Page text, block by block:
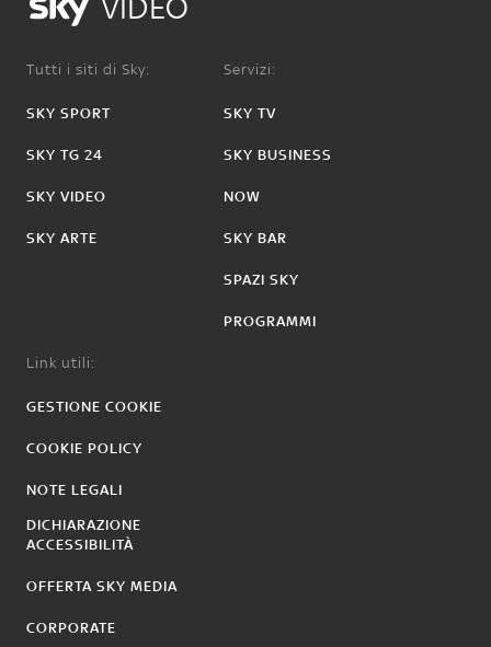
VIDEO
Tutti i siti di Sky:
SKY SPORT
SKY TG 24
SKY VIDEO
SKY ARTE
Servizi:
SKY TV
SKY BUSINESS
NOW
SKY BAR
SPAZI SKY
PROGRAMMI
Link utili:
GESTIONE COOKIE
COOKIE POLICY
NOTE LEGALI
DICHIARAZIONE
ACCESSIBILITÀ
OFFERTA SKY MEDIA
CORPORATE